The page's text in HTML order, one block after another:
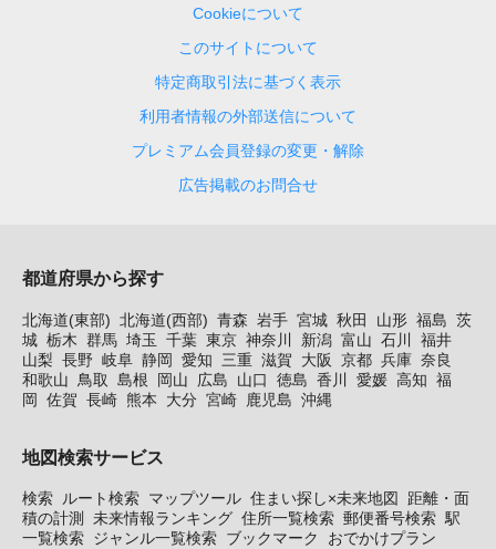
Cookieについて
このサイトについて
特定商取引法に基づく表示
利用者情報の外部送信について
プレミアム会員登録の変更・解除
広告掲載のお問合せ
都道府県から探す
北海道(東部) 北海道(西部) 青森 岩手 宮城 秋田 山形 福島 茨
城 栃木 群馬 埼玉 千葉 東京 神奈川 新潟 富山 石川
福井
山梨 長野 岐阜 静岡 愛知 三重 滋賀 大阪 京都 兵庫 奈良
和歌山
鳥取 島根 岡山 広島 山口 徳島 香川 愛媛 高知 福
岡 佐賀 長崎 熊本 大分 宮崎 鹿児島 沖縄
地図検索サービス
検索 ルート検索 マップツール 住まい探し×未来地図
距離・面
積の計測
未来情報ランキング 住所一覧検索 郵便番号検索 駅
一覧検索 ジャンル一覧検索 ブックマーク おでかけプラン